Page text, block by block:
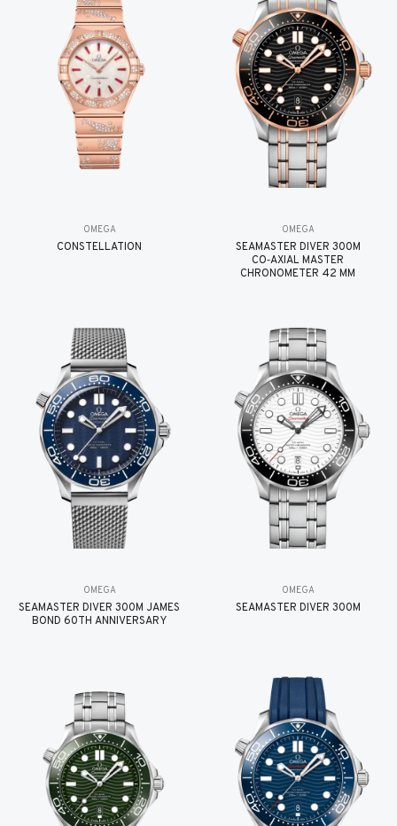
OMEGA
CONSTELLATION
OMEGA
SEAMASTER DIVER 300M
CO‑AXIAL MASTER
CHRONOMETER 42 MM
OMEGA
SEAMASTER DIVER 300M JAMES
BOND 60TH ANNIVERSARY
OMEGA
SEAMASTER DIVER 300M